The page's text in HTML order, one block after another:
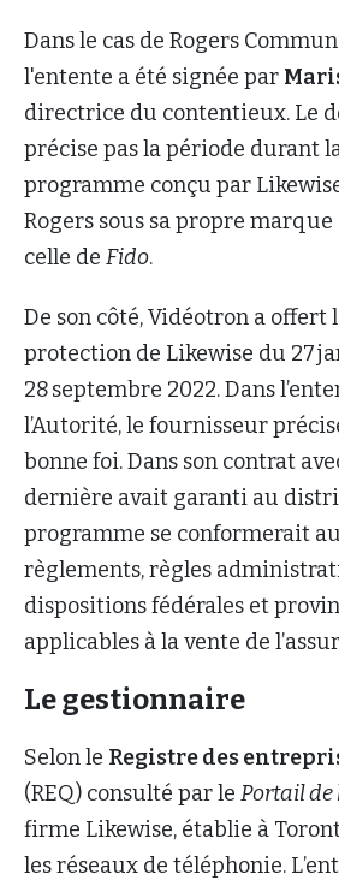
Dans le cas de Rogers
l'entente a été signée par
directrice du contentieux. Le
précise pas la période durant
programme conçu par
Rogers sous sa propre
celle de Fido.
De son côté, Vidéotron a offert
protection de Likewise du 27
28 septembre 2022. Dans
l’Autorité, le fournisseur
bonne foi. Dans son contrat
dernière avait garanti au
programme se conformerait
règlements, règles
dispositions fédérales et
applicables à la vente de
Le gestionnaire
Selon le Registre des
(REQ) consulté par le Portail de
firme Likewise, établie à
les réseaux de téléphonie.